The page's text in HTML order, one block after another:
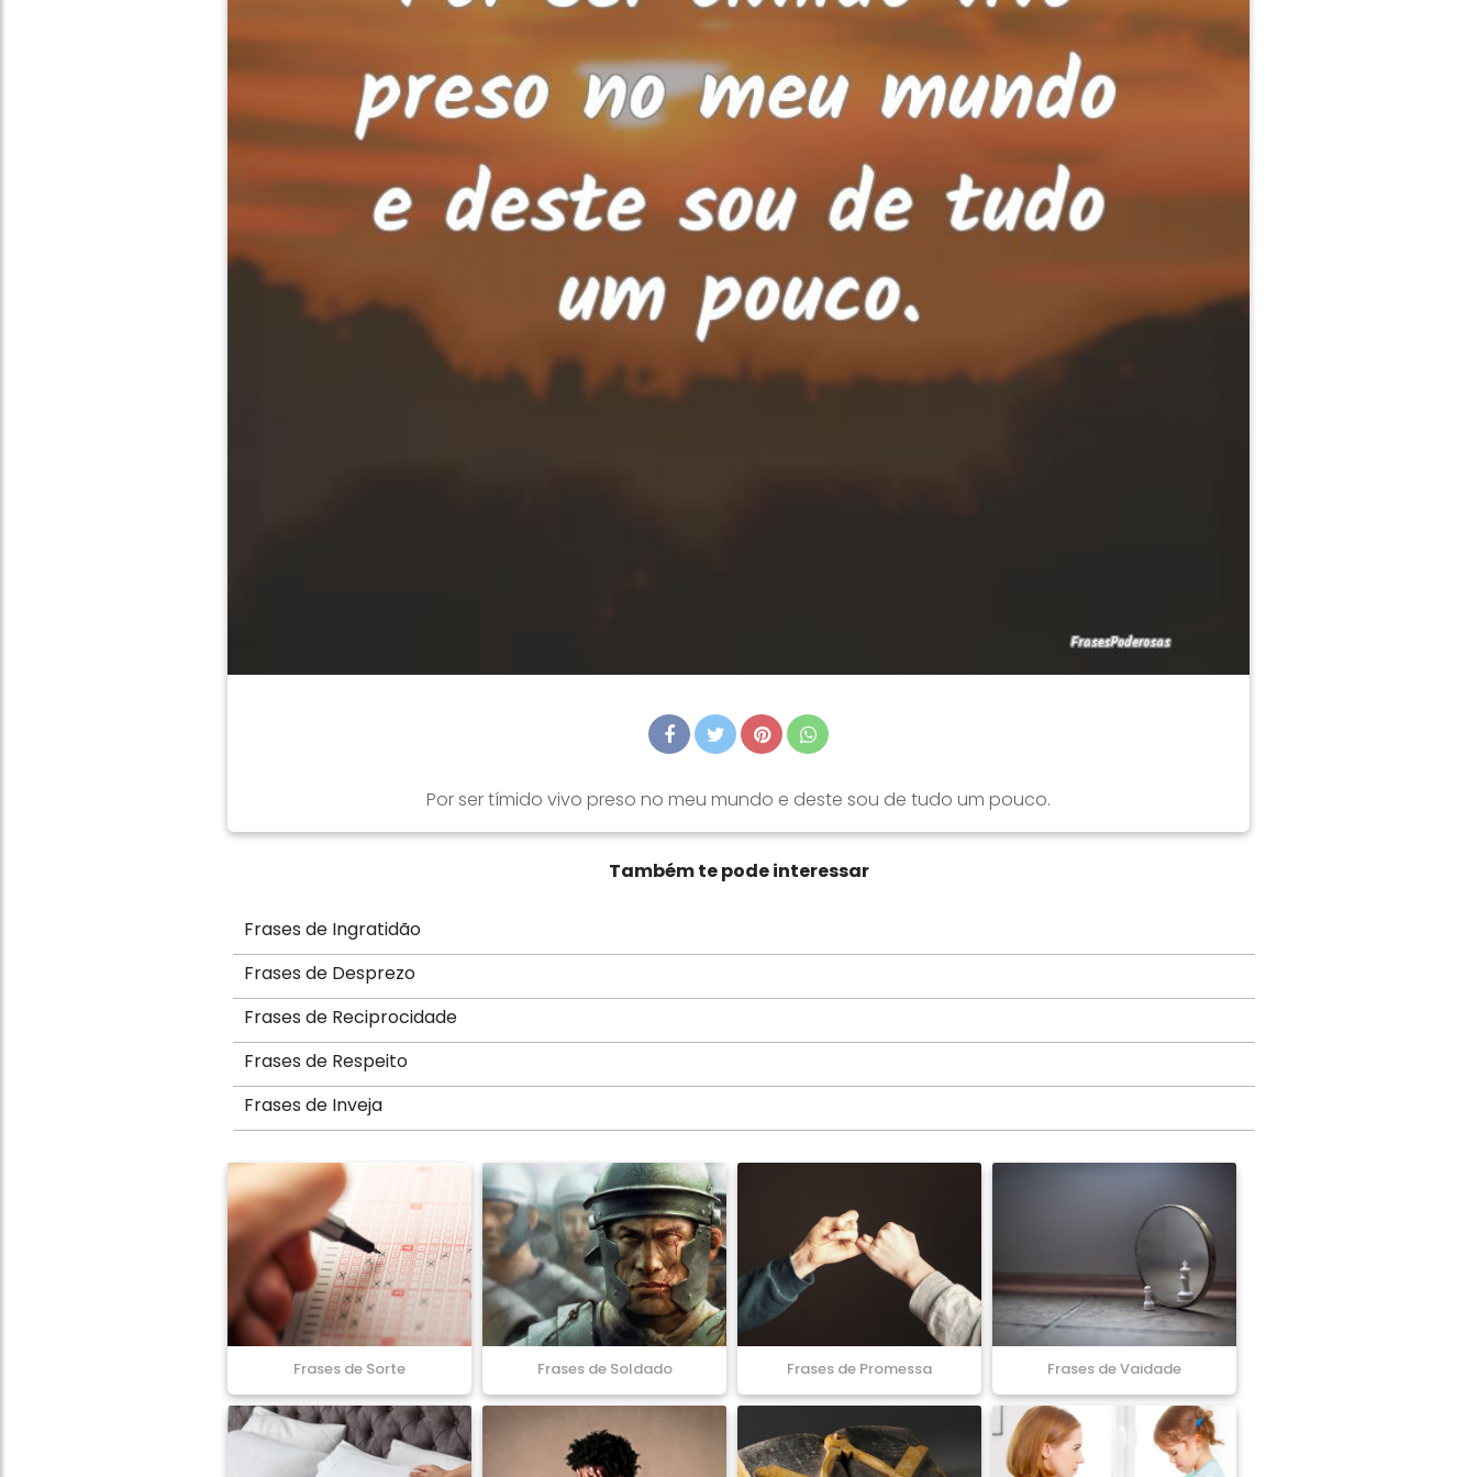
Por ser tímido vivo preso no meu mundo e deste sou de tudo um pouco.
Também te pode interessar
Frases de Ingratidão
Frases de Desprezo
Frases de Reciprocidade
Frases de Respeito
Frases de Inveja
Frases de Sorte Frases de Soldado Frases de Promessa Frases de Vaidade